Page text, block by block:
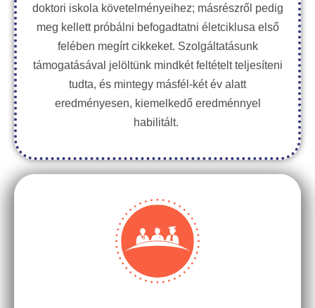
doktori iskola követelményeihez; másrészről pedig
meg kellett próbálni befogadtatni életciklusa első
felében megírt cikkeket. Szolgáltatásunk
támogatásával jelöltünk mindkét feltételt teljesíteni
tudta, és mintegy másfél-két év alatt
eredményesen, kiemelkedő eredménnyel
habilitált.